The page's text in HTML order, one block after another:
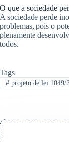
O que a sociedade
A sociedade perde
problemas, pois o
plenamente
todos.
Tags
#projeto de lei 1049/